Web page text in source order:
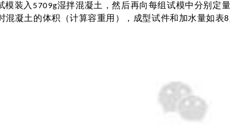
模装入 5709g湿拌混凝土，然后再向每组试模中分别定
混凝土的体积（计算容重用），成型试件和加水量如表8